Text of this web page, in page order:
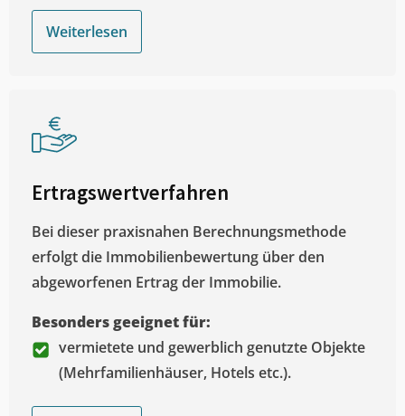
Weiterlesen
Ertragswertverfahren
Bei dieser praxisnahen Berechnungsmethode
erfolgt die Immobilienbewertung über den
abgeworfenen Ertrag der Immobilie.
Besonders geeignet für:
vermietete und gewerblich genutzte Objekte
(Mehrfamilienhäuser, Hotels etc.).